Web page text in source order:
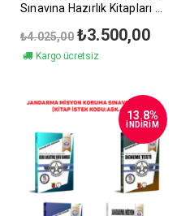
Sınavına Hazırlık Kitapları
₺4.025,00 Orijinal
fiyat:
₺4.025,00.
₺3.500,00Şu
Kargo ücretsiz
13.8%
İNDİRİM